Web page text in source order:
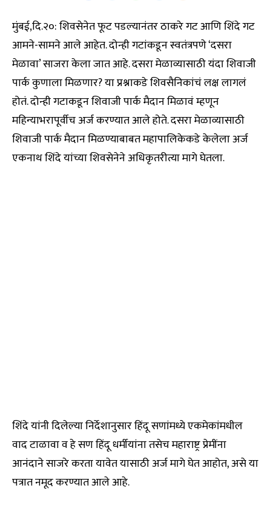
मुंबई,दि.२०: शिवसेनेत फूट पडल्यानंतर ठाकरे गट आणि शिंदे गट
आमने-सामने आले आहेत. दोन्ही गटांकडून स्वतंत्रपणे ‘दसरा
मेळावा’ साजरा केला जात आहे. दसरा मेळाव्यासाठी यंदा शिवाजी
पार्क कुणाला मिळणार? या प्रश्नाकडे शिवसैनिकांचं लक्ष लागलं
होतं. दोन्ही गटाकडून शिवाजी पार्क मैदान मिळावं म्हणून
महिन्याभरापूर्वीच अर्ज करण्यात आले होते. दसरा मेळाव्यासाठी
शिवाजी पार्क मैदान मिळण्याबाबत महापालिकेकडे केलेला अर्ज
एकनाथ शिंदे यांच्या शिवसेनेने अधिकृतरीत्या मागे घेतला.
शिंदे यांनी दिलेल्या निर्देशानुसार हिंदू सणांमध्ये एकमेकांमधील
वाद टाळावा व हे सण हिंदू धर्मीयांना तसेच महाराष्ट्र प्रेमींना
आनंदाने साजरे करता यावेत यासाठी अर्ज मागे घेत आहोत, असे या
पत्रात नमूद करण्यात आले आहे.